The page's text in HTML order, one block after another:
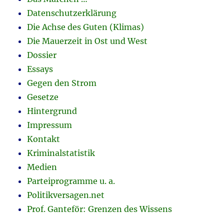
Datenschutzerklärung
Die Achse des Guten (Klimas)
Die Mauerzeit in Ost und West
Dossier
Essays
Gegen den Strom
Gesetze
Hintergrund
Impressum
Kontakt
Kriminalstatistik
Medien
Parteiprogramme u. a.
Politikversagen.net
Prof. Ganteför: Grenzen des Wissens